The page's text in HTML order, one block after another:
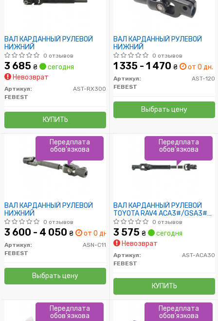
ВАЛ КАРДАННЫЙ РУЛЕВОЙ
НИЖНИЙ
0 отзывов
3 685 ₴
сегодня
Невозврат
Артикул:
AST-RX300
FEBEST
КУПИТЬ
ВАЛ КАРДАННЫЙ РУЛЕВОЙ
НИЖНИЙ
0 отзывов
1 335 - 1 470 ₴ от 0 дн.
Артикул:
AST-120
FEBEST
Выбрать цену
ВАЛ КАРДАННЫЙ РУЛЕВОЙ
НИЖНИЙ
0 отзывов
3 600 - 4 050 ₴ от 0 дн.
Артикул:
ASN-C11
FEBEST
Выбрать цену
Передплата
обов'язкова
ВАЛ КАРДАННЫЙ РУЛЕВОЙ
TOYOTA RAV4 ACA3#/GSA3#
2005-2013
0 отзывов
3 575 ₴
сегодня
Невозврат
Артикул:
AST-ACA30
FEBEST
КУПИТЬ
Передплата
обов'язкова
Передплата
обов'язкова
Передплата
обов'язкова